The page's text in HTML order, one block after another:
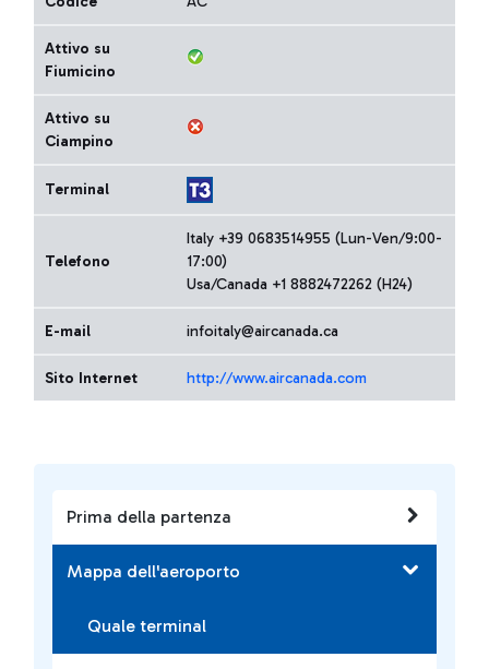
Prima della partenza
Mappa dell'aeroporto
Quale terminal
Attivo su
Fiumicino
Attivo su
Ciampino
Terminal
Telefono
Italy +39 0683514955 (Lun-Ven/9:00-
17:00)
Usa/Canada +1 8882472262 (H24)
E-mail infoitaly@aircanada.ca
Sito Internet http://www.aircanada.com